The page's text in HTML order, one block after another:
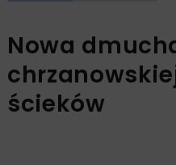
Nowa
ścieków